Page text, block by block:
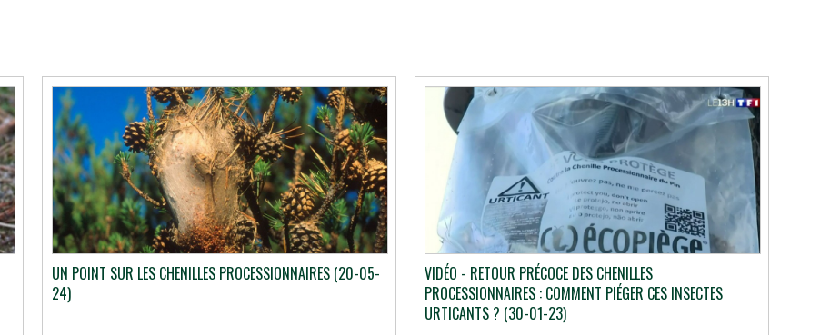
UN POINT SUR LES CHENILLES PROCESSIONNAIRES (20-05-
24)
VIDÉO - RETOUR PRÉCOCE DES CHENILLES
PROCESSIONNAIRES : COMMENT PIÉGER CES INSECTES
URTICANTS ? (30-01-23)